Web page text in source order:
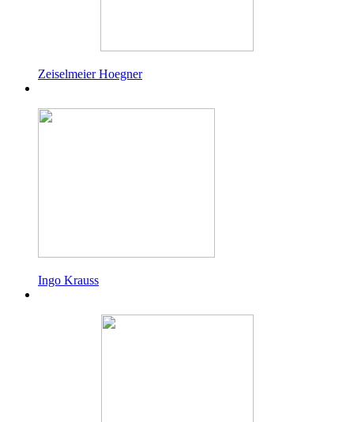
Zeiselmeier Hoegner
Ingo Krauss